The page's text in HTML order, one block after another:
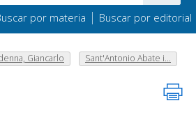
por materia | Buscar por editorial
Giancarlo Sant'Antonio Abate i...